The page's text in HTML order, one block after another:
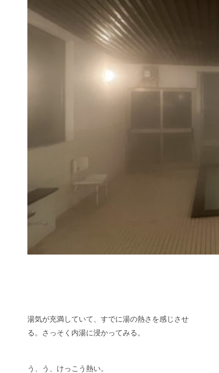
湯気が充満していて、すでに湯の熱さを感じさせ
る。さっそく内湯に浸かってみる。
う、う、けっこう熱い。